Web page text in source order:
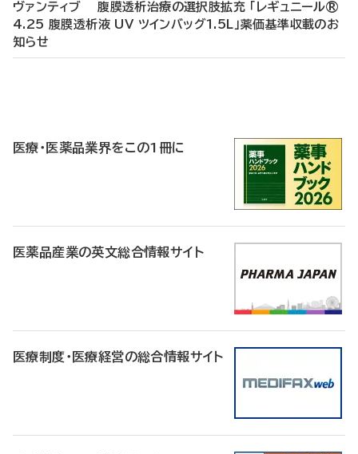
ヴァンティブ 腹膜透析治療の選択肢拡充 「レギュニール®
4.25 腹膜透析液 UV ツインバッグ1.5L」薬価基準収載のお
知らせ
医療・医薬品業界をこの1冊に
医薬品産業の英文総合情報サイト
医療制度・医療経営の総合情報サイト